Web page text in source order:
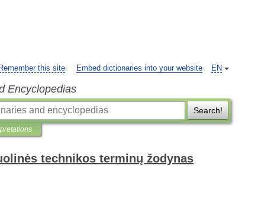
EN
Remember this site Embed dictionaries into your website
Encyclopedias
Search!
technikos terminų žodynas